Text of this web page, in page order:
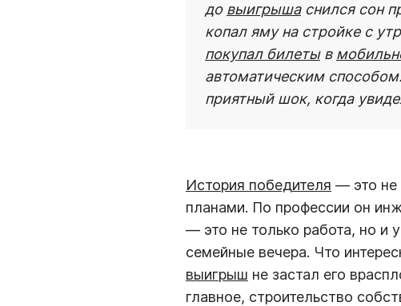
до выигрышаснился сон
копал яму на стройке с
покупал билетыв
автоматическим
приятный шок, когда
История победителя — это не
планами. По профессии он
— это не только работа, но и
семейные вечера. Что
выигрыш не застал его
главное, строительство